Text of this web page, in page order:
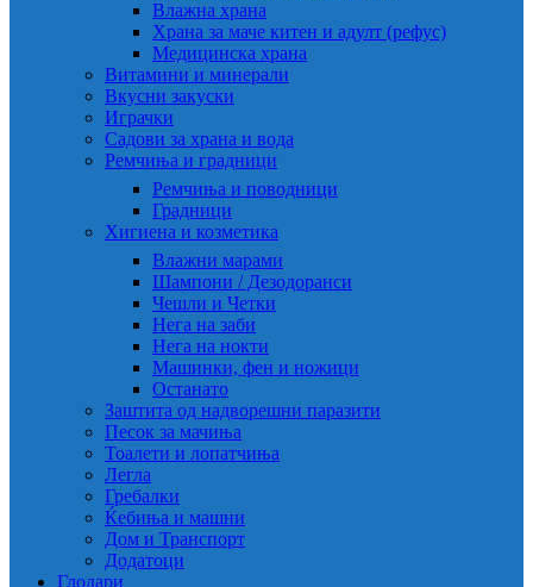
Влажна храна
Храна за маче китен и адулт (рефус)
Медицинска храна
Витамини и минерали
Вкусни закуски
Играчки
Садови за храна и вода
Ремчиња и градници
Ремчиња и поводници
Градници
Хигиена и козметика
Влажни марами
Шампони / Дезодоранси
Чешли и Четки
Нега на заби
Нега на нокти
Машинки, фен и ножици
Останато
Заштита од надворешни паразити
Песок за мачиња
Тоалети и лопатчиња
Легла
Гребалки
Ќебиња и машни
Дом и Транспорт
Додатоци
Глодари